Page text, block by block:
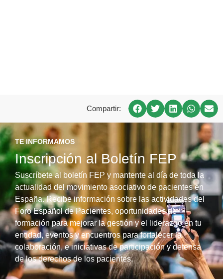
Compartir:
TE INFORMAMOS
Inscripción al Boletín FEP
Suscríbete al boletín FEP y mantente al día de toda la
actualidad del movimiento asociativo de pacientes en
España. Recibe información sobre las actividades del
Foro Español de Pacientes, oportunidades de
formación para mejorar la gestión y el liderazgo en tu
entidad, eventos y encuentros para fortalecer la
colaboración, e iniciativas de participación y defensa
de los derechos de los pacientes.